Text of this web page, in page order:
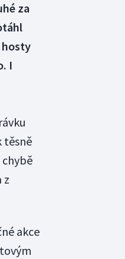
za
hosty
I
těsně
z
akce